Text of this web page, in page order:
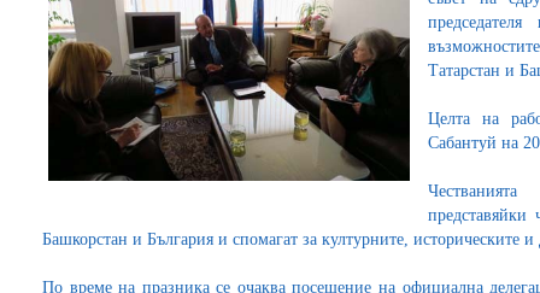
Татарстан и
Целта на
Сабантуй на
представяйки
Башкорстан и България и спомагат за културните, историческите и
По време на празника се очаква посещение на официална